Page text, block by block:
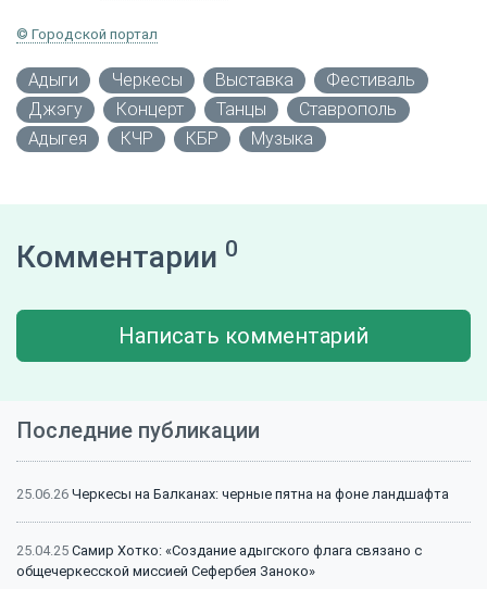
© Городской портал
Адыги Черкесы Выставка
Фестиваль
Джэгу
Концерт Танцы
Ставрополь
Адыгея
КЧР КБР Музыка
Комментарии 0
Написать комментарий
Последние публикации
25.06.26 Черкесы на Балканах: черные пятна на фоне ландшафта
25.04.25 Самир Хотко: «Создание адыгского флага связано с
общечеркесской миссией Сефербея Заноко»